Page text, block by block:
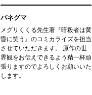
パネグマ
メグリくくる先生著『暗殺者は黄
昏に笑う』のコミカライズを担当
させていただきます。 原作の世
界観をお伝えできるよう精一杯頑
張りますのでよろしくお願いいた
します。